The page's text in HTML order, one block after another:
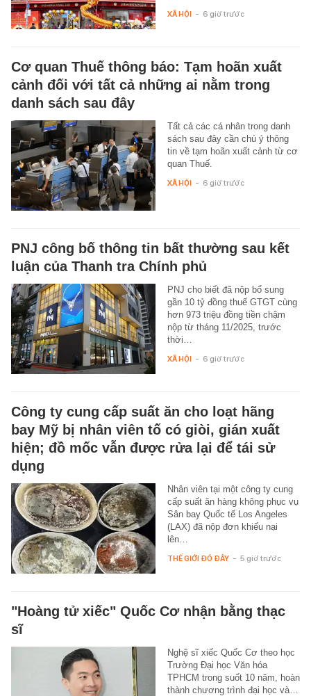
XÃ HỘI - 6 giờ trước
Cơ quan Thuế thông báo: Tạm hoãn xuất
cảnh đối với tất cả những ai nằm trong
danh sách sau đây
Tất cả các cá nhân trong danh
sách sau đây cần chú ý thông
tin về tạm hoãn xuất cảnh từ cơ
quan Thuế.
XÃ HỘI - 6 giờ trước
PNJ công bố thông tin bất thường sau kết
luận của Thanh tra Chính phủ
PNJ cho biết đã nộp bổ sung
gần 10 tỷ đồng thuế GTGT cùng
hơn 973 triệu đồng tiền chậm
nộp từ tháng 11/2025, trước
thời…
XÃ HỘI - 6 giờ trước
Công ty cung cấp suất ăn cho loạt hãng
bay Mỹ bị nhân viên tố có giòi, gián xuất
hiện; đồ mốc vẫn được rửa lại để tái sử
dụng
Nhân viên tại một công ty cung
cấp suất ăn hàng không phục vụ
Sân bay Quốc tế Los Angeles
(LAX) đã nộp đơn khiếu nại
lên…
THẾ GIỚI ĐÓ ĐÂY - 5 giờ trước
"Hoàng tử xiếc" Quốc Cơ nhận bằng thạc
sĩ
Nghệ sĩ xiếc Quốc Cơ theo học
Trường Đại học Văn hóa
TPHCM trong suốt 10 năm, hoàn
thành chương trình đại học và…